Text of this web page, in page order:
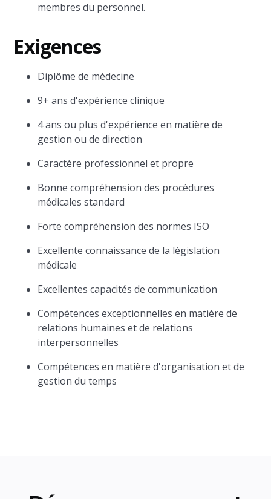
membres du personnel.
Exigences
Diplôme de médecine
9+ ans d'expérience clinique
4 ans ou plus d'expérience en matière de
gestion ou de direction
Caractère professionnel et propre
Bonne compréhension des procédures
médicales standard
Forte compréhension des normes ISO
Excellente connaissance de la législation
médicale
Excellentes capacités de communication
Compétences exceptionnelles en matière de
relations humaines et de relations
interpersonnelles
Compétences en matière d'organisation et de
gestion du temps